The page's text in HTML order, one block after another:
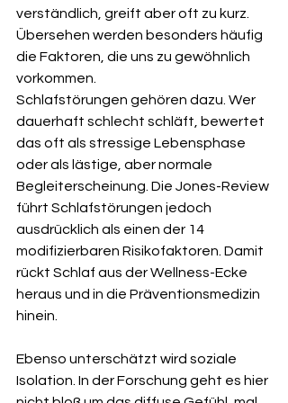
verständlich, greift aber oft zu kurz.
Übersehen werden besonders häufig
die Faktoren, die uns zu gewöhnlich
vorkommen.
Schlafstörungen gehören dazu. Wer
dauerhaft schlecht schläft, bewertet
das oft als stressige Lebensphase
oder als lästige, aber normale
Begleiterscheinung. Die Jones-Review
führt Schlafstörungen jedoch
ausdrücklich als einen der 14
modifizierbaren Risikofaktoren. Damit
rückt Schlaf aus der Wellness-Ecke
heraus und in die Präventionsmedizin
hinein.
Ebenso unterschätzt wird soziale
Isolation. In der Forschung geht es hier